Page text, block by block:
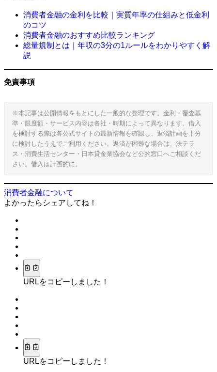
消費者金融の金利を比較｜実質年率の仕組みと低金利
のコツ
消費者金融のおすすめ比較ランキング
総量規制とは｜年収の3分の1ルールをわかりやすく解
説
免責事項
※本記事は公開情報をもとにした一般的な整理です。金利・審査基
準・限度額・サービス内容は各社・時期によって異なります。借入
を検討する際は各公式サイトの最新情報を確認し、返済計画を十分
に検討したうえでご利用ください。返済が困難な場合は、法テラ
ス・消費生活センター・日本貸金業協会など公的窓口へご相談くだ
さい。借入は計画的に。
消費者金融について
よかったらシェアしてね！
URLをコピーしました！
URLをコピーしました！